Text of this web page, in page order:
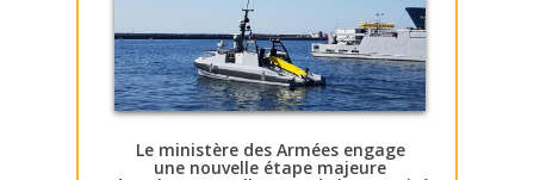
Le ministère des Armées engage
une nouvelle étape majeure